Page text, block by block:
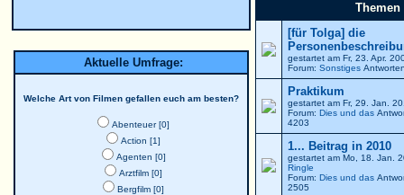
Aktuelle Umfrage:
Welche Art von Filmen gefallen euch am besten?
Abenteuer [0]
Action [1]
Agenten [0]
Arztfilm [0]
Bergfilm [0]
Themen
[für Tolga] die
gestartet am Fr, 23. Apr.
Forum: Sonstiges
Praktikum
gestartet am Fr, 29. Jan.
Forum: Dies und das
4203
1... Beitrag in 2010
gestartet am Mo, 18. Jan.
Ringle
Forum: Dies und das
2505